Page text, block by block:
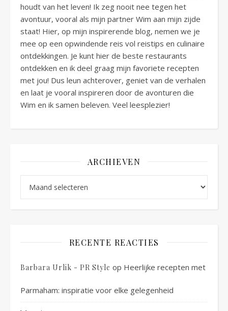
houdt van het leven! Ik zeg nooit nee tegen het
avontuur, vooral als mijn partner Wim aan mijn zijde
staat! Hier, op mijn inspirerende blog, nemen we je
mee op een opwindende reis vol reistips en culinaire
ontdekkingen. Je kunt hier de beste restaurants
ontdekken en ik deel graag mijn favoriete recepten
met jou! Dus leun achterover, geniet van de verhalen
en laat je vooral inspireren door de avonturen die
Wim en ik samen beleven. Veel leesplezier!
ARCHIEVEN
RECENTE REACTIES
Barbara Urlik - PR Style op Heerlijke recepten met
Parmaham: inspiratie voor elke gelegenheid